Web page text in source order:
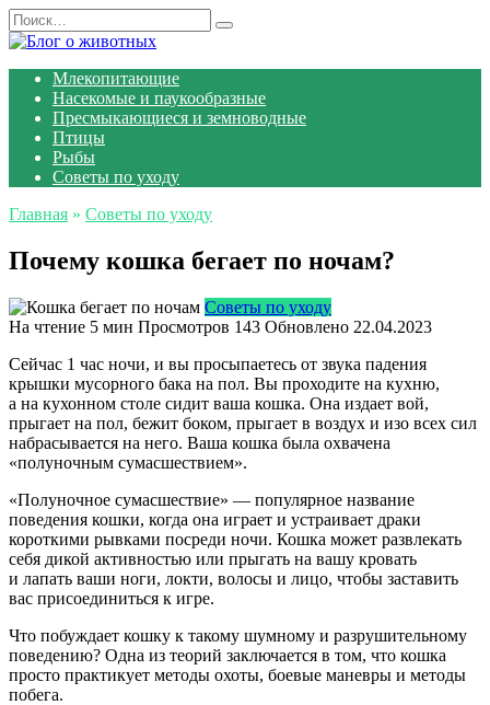
Перейти
к
Search
for:
Млекопитающие
Насекомые и паукообразные
Пресмыкающиеся и земноводные
Птицы
Рыбы
Советы по уходу
Главная » Советы по уходу
Почему кошка бегает по ночам?
Советы по уходу
На чтение 5 мин Просмотров 143 Обновлено 22.04.2023
Сейчас 1 час ночи, и вы просыпаетесь от звука падения
крышки мусорного бака на пол. Вы проходите на кухню,
а на кухонном столе сидит ваша кошка. Она издает вой,
прыгает на пол, бежит боком, прыгает в воздух и изо всех сил
набрасывается на него. Ваша кошка была охвачена
«полуночным сумасшествием».
«Полуночное сумасшествие» — популярное название
поведения кошки, когда она играет и устраивает драки
короткими рывками посреди ночи. Кошка может развлекать
себя дикой активностью или прыгать на вашу кровать
и лапать ваши ноги, локти, волосы и лицо, чтобы заставить
вас присоединиться к игре.
Что побуждает кошку к такому шумному и разрушительному
поведению? Одна из теорий заключается в том, что кошка
просто практикует методы охоты, боевые маневры и методы
побега.